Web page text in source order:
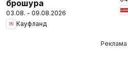
брошура
03.08. - 09.08.2026
Кауфланд
Реклама